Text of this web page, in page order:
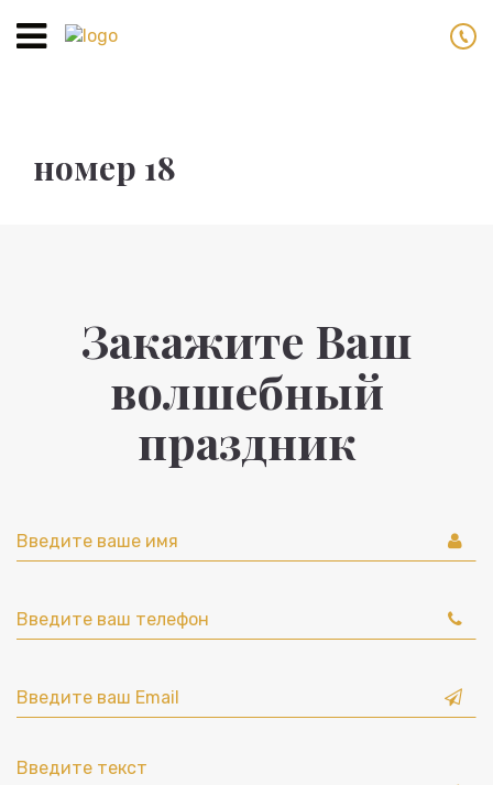
Toggle
номер 18
Закажите Ваш
волшебный
праздник